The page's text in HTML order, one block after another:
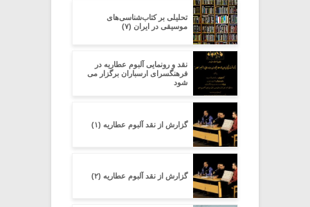
تحلیلی بر کتاب‌شناسی‌های
موسیقی در ایران (۷)
نقد و رونمایی آلبوم عطاریه در
فرهنگسرای ارسباران برگزار می
شود
گزارش از نقد آلبوم عطاریه (۱)
گزارش از نقد آلبوم عطاریه (۲)